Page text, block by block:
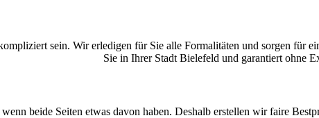
sein. Wir erledigen für Sie alle Formalitäten und sorgen für
Sie in Ihrer Stadt Bielefeld und garantiert ohne
beide Seiten etwas davon haben. Deshalb erstellen wir faire